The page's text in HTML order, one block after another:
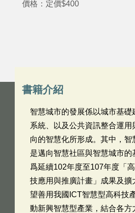
價格：定價$400
書籍介紹
智慧城市的發展係以城市基礎
系統、以及公共資訊整合運用
向的智慧化所形成。其中，智
是邁向智慧社區與智慧城市的
爲延續102年度至107年度「
技應用與推廣計畫」成果及擴
望善用我國ICT智慧型高科技
動新興智慧型產業，結合各方